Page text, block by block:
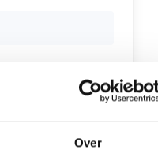
Over
harte welkom
en
12,50. In het